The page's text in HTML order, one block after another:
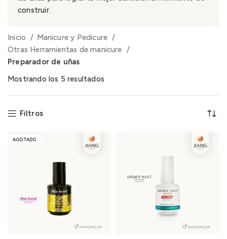
construir.
Inicio
Manicure y Pedicure
Otras Herramientas de manicure
Preparador de uñas
Mostrando los 5 resultados
Filtros
AGOTADO